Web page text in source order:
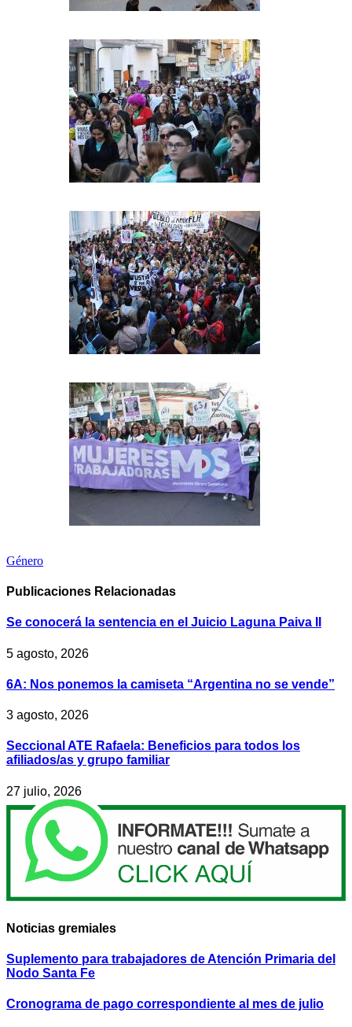
Género
Publicaciones Relacionadas
Se conocerá la sentencia en el Juicio Laguna Paiva II
5 agosto, 2026
6A: Nos ponemos la camiseta “Argentina no se vende”
3 agosto, 2026
Seccional ATE Rafaela: Beneficios para todos los
afiliados/as y grupo familiar
27 julio, 2026
Noticias gremiales
Suplemento para trabajadores de Atención Primaria del
Nodo Santa Fe
Cronograma de pago correspondiente al mes de julio